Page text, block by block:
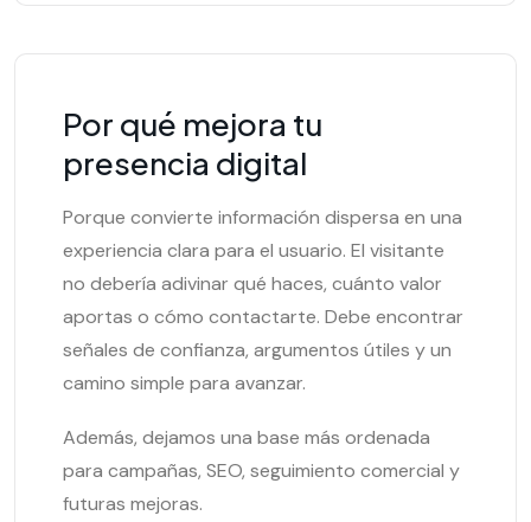
Por qué mejora tu
presencia digital
Porque convierte información dispersa en una
experiencia clara para el usuario. El visitante
no debería adivinar qué haces, cuánto valor
aportas o cómo contactarte. Debe encontrar
señales de confianza, argumentos útiles y un
camino simple para avanzar.
Además, dejamos una base más ordenada
para campañas, SEO, seguimiento comercial y
futuras mejoras.